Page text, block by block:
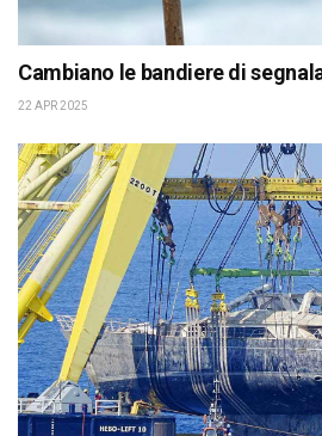
Cambiano le bandiere di
22 APR 2025